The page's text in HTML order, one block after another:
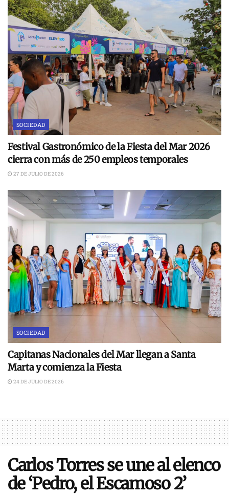
SOCIEDAD
Festival Gastronómico de la Fiesta del Mar 2026
cierra con más de 250 empleos temporales
27 DE JULIO DE 2026
SOCIEDAD
Capitanas Nacionales del Mar llegan a Santa
Marta y comienza la Fiesta
24 DE JULIO DE 2026
Carlos Torres se une al elenco
de ‘Pedro, el Escamoso 2’